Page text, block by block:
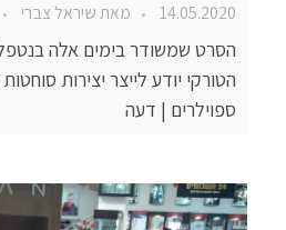
14.05.2020 מאתשיראל צברי
הסרט שמשודר בימים אלה
הטורקי יודע לייצר יצירות
ספוילרים | דעה